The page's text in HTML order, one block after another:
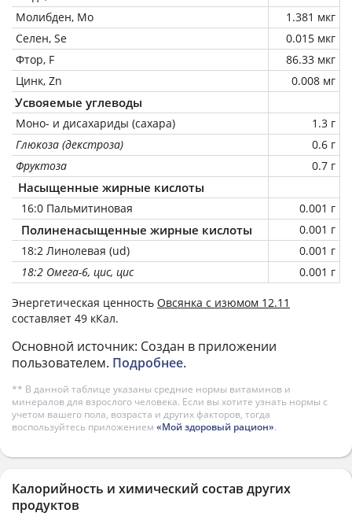
Молибден, Mo
1.381 мкг
Селен, Se
0.015 мкг
Фтор, F
86.33 мкг
Цинк, Zn
0.008 мг
Усвояемые углеводы
Моно- и дисахариды (сахара)
1.3 г
Глюкоза (декстроза)
0.6 г
Фруктоза
0.7 г
Насыщенные жирные кислоты
16:0 Пальмитиновая 0.001 г
Полиненасыщенные жирные кислоты
0.001 г
18:2 Линолевая (ud)
0.001 г
18:2 Омега-6, цис, цис
0.001 г
Энергетическая ценность Овсянка с изюмом 12.11
составляет 49 кКал.
Основной источник: Создан в приложении
пользователем. Подробнее.
** В данной таблице указаны средние нормы витаминов и
минералов для взрослого человека. Если вы хотите узнать нормы с
учетом вашего пола, возраста и других факторов, тогда
воспользуйтесь приложением «Мой здоровый рацион».
Калорийность и химический состав других
продуктов